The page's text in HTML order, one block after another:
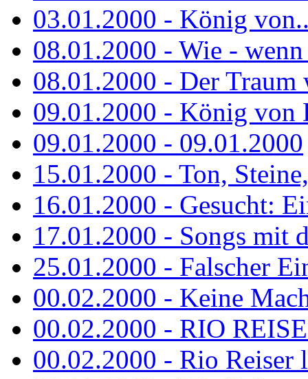
03.01.2000 - König
08.01.2000 - Wie -
08.01.2000 - Der Traum
09.01.2000 - König von
09.01.2000 - 09.01.2000
15.01.2000 - Ton,
16.01.2000 - Gesucht:
17.01.2000 - Songs mit
25.01.2000 - Falscher
00.02.2000 - Keine
00.02.2000 - RIO
00.02.2000 - Rio Reiser